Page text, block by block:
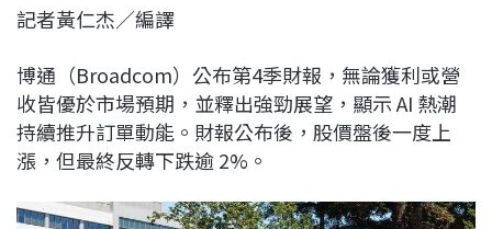
c
b
o
o
k
n
r
a
d
s
e
d
I
n
L
i
n
k
記者黃仁杰／編譯
博通（Broadcom）公布第4季財報，無論獲利或營
收皆優於市場預期，並釋出強勁展望，顯示 AI 熱潮
持續推升訂單動能。財報公布後，股價盤後一度上
漲，但最終反轉下跌逾 2%。